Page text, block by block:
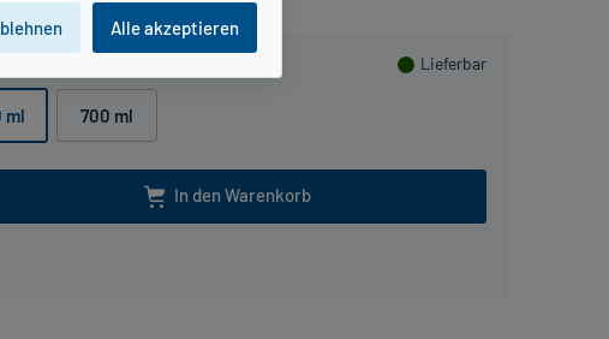
Lieferbar
ml 700 ml
In den Warenkorb
Alle akzeptieren